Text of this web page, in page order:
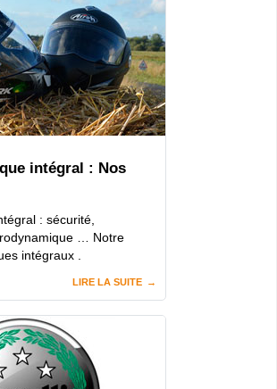
intégral : Nos
: sécurité,
… Notre
intégraux .
LIRE LA SUITE